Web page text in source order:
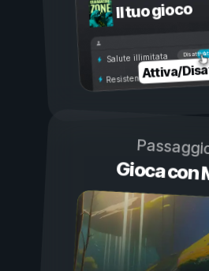
Il tuo gioco
Disattivo
Salute illimitata
Resistenza illimitata
Attiva/
Gioca con